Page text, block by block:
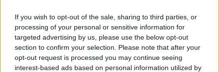
If you wish to opt-out of the sale, sharing to third parties, or
processing of your personal or sensitive information for
targeted advertising by us, please use the below opt-out
section to confirm your selection. Please note that after your
opt-out request is processed you may continue seeing
interest-based ads based on personal information utilized by
Horoskopi 16 prill 2022:
Çfarë kanë parashikuar
Horoskopi 21 Prill 2021/
Shenja që do të realizojë